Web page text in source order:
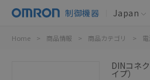
制御機器 Japan
Home > 商品情報 > 商品カテゴリ >
DINコネ
イプ）